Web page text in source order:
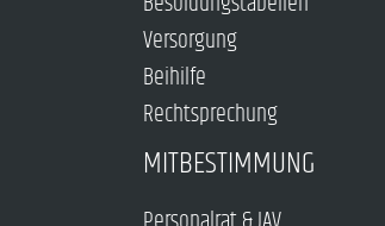
Versorgung
Beihilfe
Rechtsprechung
MITBESTIMMUNG